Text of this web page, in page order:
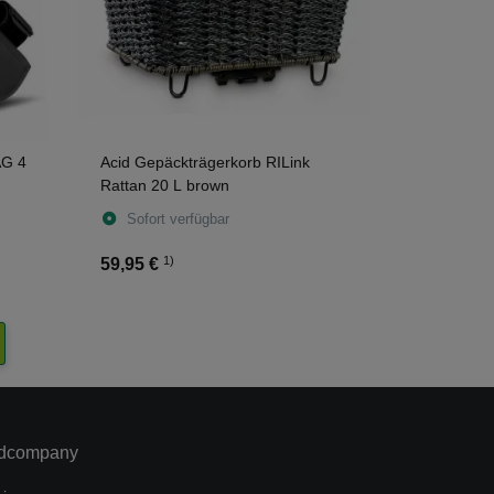
4
Acid Gepäckträgerkorb RILink
Rattan 20 L brown
Sofort verfügbar
59,95 € 1)